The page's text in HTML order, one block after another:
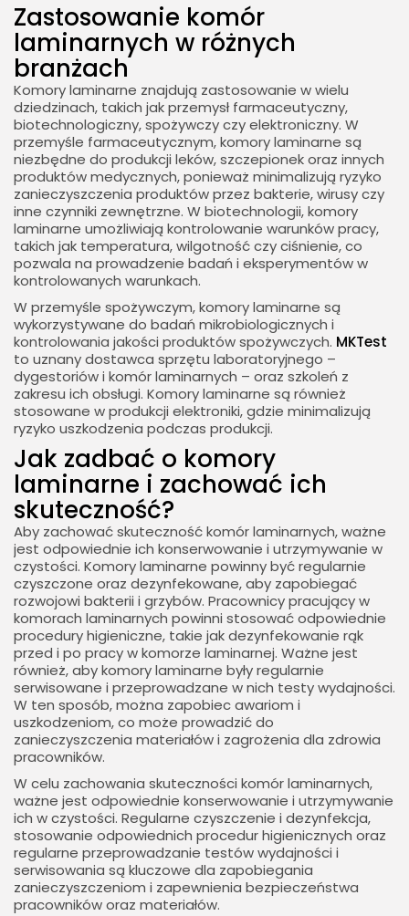
Zastosowanie komór
laminarnych w różnych
branżach
Komory laminarne znajdują zastosowanie w wielu
dziedzinach, takich jak przemysł farmaceutyczny,
biotechnologiczny, spożywczy czy elektroniczny. W
przemyśle farmaceutycznym, komory laminarne są
niezbędne do produkcji leków, szczepionek oraz innych
produktów medycznych, ponieważ minimalizują ryzyko
zanieczyszczenia produktów przez bakterie, wirusy czy
inne czynniki zewnętrzne. W biotechnologii, komory
laminarne umożliwiają kontrolowanie warunków pracy,
takich jak temperatura, wilgotność czy ciśnienie, co
pozwala na prowadzenie badań i eksperymentów w
kontrolowanych warunkach.
W przemyśle spożywczym, komory laminarne są
wykorzystywane do badań mikrobiologicznych i
kontrolowania jakości produktów spożywczych. MKTest
to uznany dostawca sprzętu laboratoryjnego –
dygestoriów i komór laminarnych – oraz szkoleń z
zakresu ich obsługi. Komory laminarne są również
stosowane w produkcji elektroniki, gdzie minimalizują
ryzyko uszkodzenia podczas produkcji.
Jak zadbać o komory
laminarne i zachować ich
skuteczność?
Aby zachować skuteczność komór laminarnych, ważne
jest odpowiednie ich konserwowanie i utrzymywanie w
czystości. Komory laminarne powinny być regularnie
czyszczone oraz dezynfekowane, aby zapobiegać
rozwojowi bakterii i grzybów. Pracownicy pracujący w
komorach laminarnych powinni stosować odpowiednie
procedury higieniczne, takie jak dezynfekowanie rąk
przed i po pracy w komorze laminarnej. Ważne jest
również, aby komory laminarne były regularnie
serwisowane i przeprowadzane w nich testy wydajności.
W ten sposób, można zapobiec awariom i
uszkodzeniom, co może prowadzić do
zanieczyszczenia materiałów i zagrożenia dla zdrowia
pracowników.
W celu zachowania skuteczności komór laminarnych,
ważne jest odpowiednie konserwowanie i utrzymywanie
ich w czystości. Regularne czyszczenie i dezynfekcja,
stosowanie odpowiednich procedur higienicznych oraz
regularne przeprowadzanie testów wydajności i
serwisowania są kluczowe dla zapobiegania
zanieczyszczeniom i zapewnienia bezpieczeństwa
pracowników oraz materiałów.